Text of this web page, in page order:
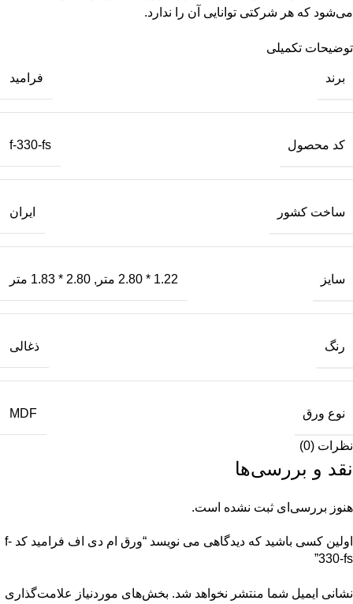
می‌شود که هر شرکتی توانایی آن را ندارد.
توضیحات تکمیلی
برند فرامید
کد محصول f-330-fs
ساخت کشور ایران
سایز 1.22 * 2.80 متر , 2.80 * 1.83 متر
رنگ ذغالی
نوع ورق MDF
نظرات (0)
نقد و بررسی‌ها
هنوز بررسی‌ای ثبت نشده است.
اولین کسی باشید که دیدگاهی می نویسد “ورق ام دی اف فرامید کد f-
330-fs”
نشانی ایمیل شما منتشر نخواهد شد. بخش‌های موردنیاز علامت‌گذاری